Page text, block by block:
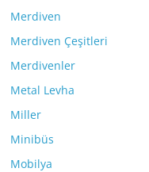
Merdiven
Merdiven Çeşitleri
Merdivenler
Metal Levha
Miller
Minibüs
Mobilya